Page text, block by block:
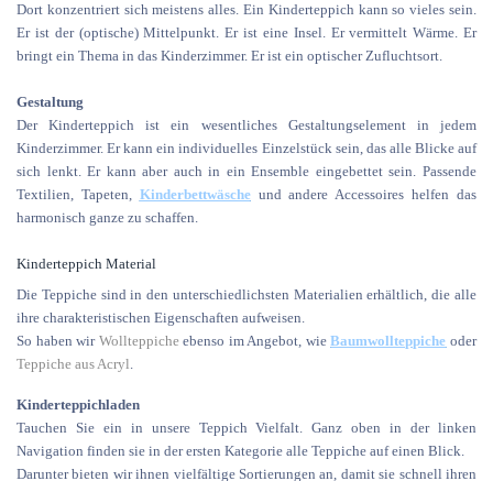
Dort konzentriert sich meistens alles. Ein Kinderteppich kann so vieles sein.
Er ist der (optische) Mittelpunkt. Er ist eine Insel. Er vermittelt Wärme. Er
bringt ein Thema in das Kinderzimmer. Er ist ein optischer Zufluchtsort.
Gestaltung
Der Kinderteppich ist ein wesentliches Gestaltungselement in jedem
Kinderzimmer. Er kann ein individuelles Einzelstück sein, das alle Blicke auf
sich lenkt. Er kann aber auch in ein Ensemble eingebettet sein. Passende
Textilien, Tapeten, Kinderbettwäscheund andere Accessoires helfen das
harmonisch ganze zu schaffen.
Kinderteppich Material
Die Teppiche sind in den unterschiedlichsten Materialien erhältlich, die alle
ihre charakteristischen Eigenschaften aufweisen.
So haben wir Wollteppicheebenso im Angebot, wieBaumwollteppiche oder
Teppiche aus Acryl.
Kinderteppichladen
Tauchen Sie ein in unsere Teppich Vielfalt. Ganz oben in der linken
Navigation finden sie in der ersten Kategorie alle Teppiche auf einen Blick.
Darunter bieten wir ihnen vielfältige Sortierungen an, damit sie schnell ihren